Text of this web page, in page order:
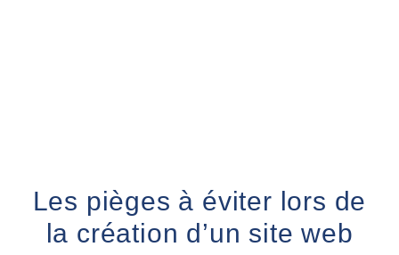
Les pièges à éviter lors de
la création d’un site web